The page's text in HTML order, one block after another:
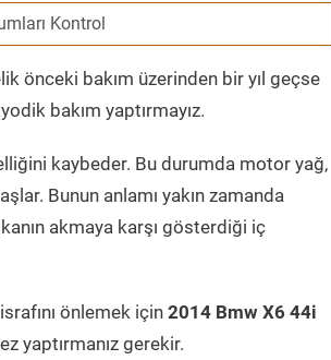
Kontrol
önceki bakım üzerinden bir yıl geçse
bakım yaptırmayız.
kaybeder. Bu durumda motor yağ,
Bunun anlamı yakın zamanda
akmaya karşı gösterdiği iç
önlemek için 2014 Bmw X6 44i
yaptırmanız gerekir.